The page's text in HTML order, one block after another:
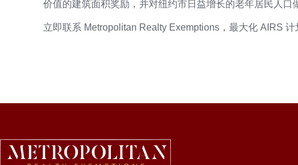
价值的建筑面积奖励，并对纽约市日益增长的老年居民人口
立即联系 Metropolitan Realty Exemptions，最大化 AIRS 计